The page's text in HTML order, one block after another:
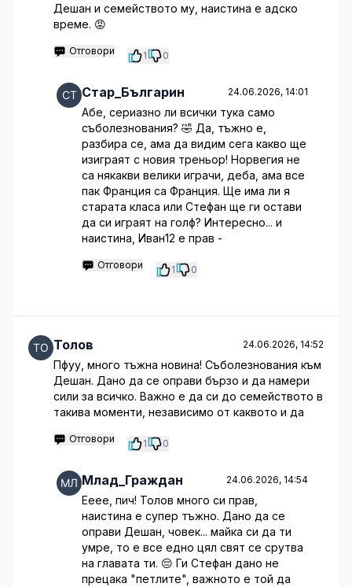
Дешан и семейството му, наистина е адско
време. 😡
Отговори 1 0
Стар_Българин 24.06.2026, 14:01
Абе, сериазно ли всички тука само
съболезнования? 🤣 Да, тъжно е,
разбира се, ама да видим сега какво ще
изиграят с новия треньор! Норвегия не
са някакви велики играчи, деба, ама все
пак Франция са Франция. Ще има ли я
старата класа или Стефан ще ги остави
да си играят на голф? Интересно... и
наистина, Иван12 е прав -
Отговори 1 0
Толов 24.06.2026, 14:52
Пфуу, много тъжна новина! Съболезнования към
Дешан. Дано да се оправи бързо и да намери
сили за всичко. Важно е да си до семейството в
такива моменти, независимо от каквото и да
Отговори 1 0
Млад_Граждан 24.06.2026, 14:54
Ееее, пич! Толов много си прав,
наистина е супер тъжно. Дано да се
оправи Дешан, човек... майка си да ти
умре, то е все едно цял свят се срутва
на главата ти. 😔 Ги Стефан дано не
прецака "петлите", важното е той да